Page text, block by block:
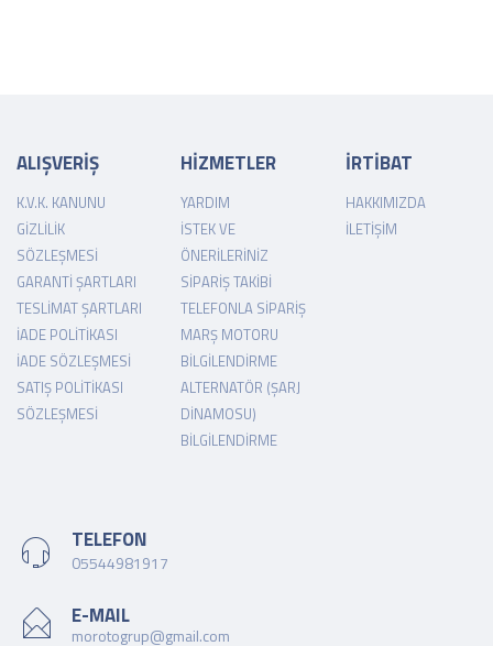
ALIŞVERİŞ
K.V.K. KANUNU
GIZLILIK
SÖZLEŞMESI
GARANTI ŞARTLARI
TESLIMAT ŞARTLARI
İADE POLITIKASI
İADE SÖZLEŞMESI
SATIŞ POLITIKASI
SÖZLEŞMESI
HİZMETLER
YARDIM
İSTEK VE
ÖNERILERINIZ
SIPARIŞ TAKIBI
TELEFONLA SIPARIŞ
MARŞ MOTORU
BILGILENDIRME
ALTERNATÖR (ŞARJ
DINAMOSU)
BILGILENDIRME
İRTİBAT
HAKKIMIZDA
İLETIŞIM
TELEFON
05544981917
E-MAIL
morotogrup@gmail.com